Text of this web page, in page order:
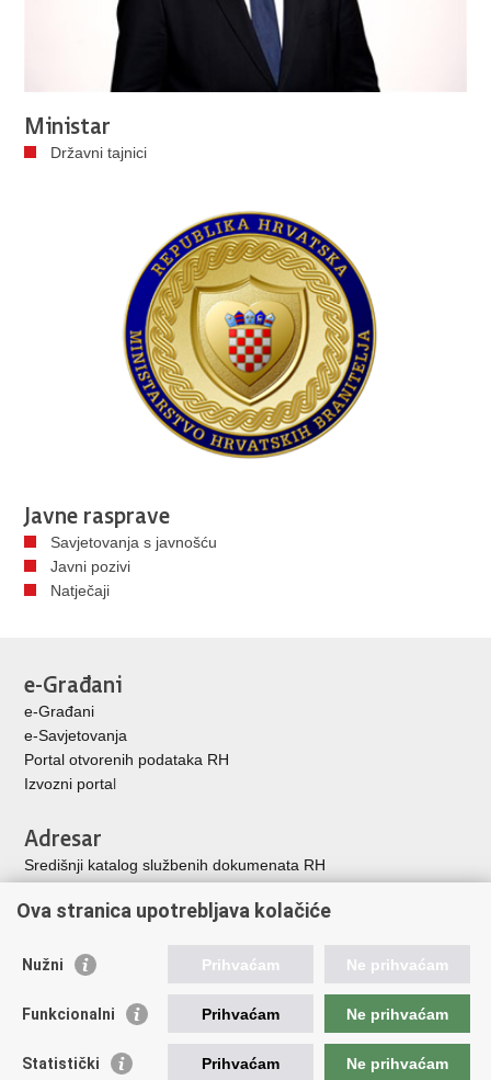
Ministar
Državni tajnici
Javne rasprave
Savjetovanja s javnošću
Javni pozivi
Natječaji
e-Građani
e-Građani
e-Savjetovanja
Portal otvorenih podataka RH
Izvozni portal
Adresar
Središnji katalog službenih dokumenata RH
Adresar političkih stranaka u RH
Vlada Republike Hrvatske
Memorijalni centar Domovinskog rata Vukovar
Zaklada hrvatskih branitelja iz Domovinskog rata
Ova stranica upotrebljava kolačiće
Nužni Prihvaćam Ne prihvaćam
Funkcionalni Prihvaćam Ne prihvaćam
Statistički Prihvaćam Ne prihvaćam